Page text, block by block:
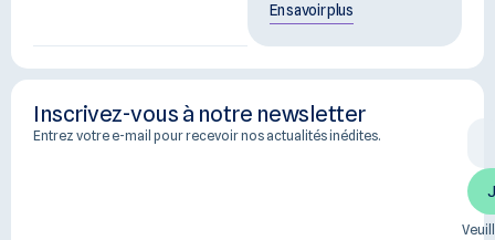
En savoir plus
Inscrivez-vous à notre newsletter
Entrez votre e-mail pour recevoir nos actualités inédites.